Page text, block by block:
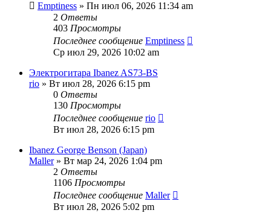
Emptiness » Пн июл 06, 2026 11:34 am
2 Ответы
403 Просмотры
Последнее сообщение Emptiness
Ср июл 29, 2026 10:02 am
Электрогитара Ibanez AS73-BS
rio » Вт июл 28, 2026 6:15 pm
0 Ответы
130 Просмотры
Последнее сообщение rio
Вт июл 28, 2026 6:15 pm
Ibanez George Benson (Japan)
Maller» Вт мар 24, 2026 1:04 pm
2 Ответы
1106 Просмотры
Последнее сообщение Maller
Вт июл 28, 2026 5:02 pm